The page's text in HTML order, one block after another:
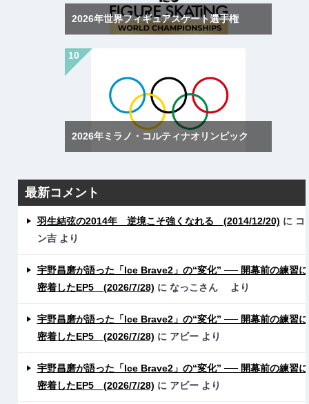
2026年世界フィギュアスケート選手権
2026年ミラノ・コルティナオリンピック
最新コメント
羽生結弦の2014年 逆境こそ強くなれる (2014/12/20) に コ
ン吉より
宇野昌磨が語った「Ice Brave2」の“変化” ── 開幕前の練習に
密着したEP5 (2026/7/28) に なっこさん より
宇野昌磨が語った「Ice Brave2」の“変化” ── 開幕前の練習に
密着したEP5 (2026/7/28) に アビーより
宇野昌磨が語った「Ice Brave2」の“変化” ── 開幕前の練習に
密着したEP5 (2026/7/28) に アビーより